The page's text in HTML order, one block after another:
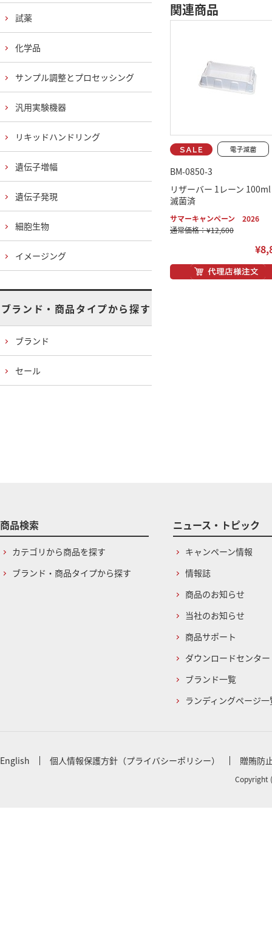
関連商品
BM-0850-3
リザーバー 1レーン
滅菌済
サマーキャンペーン 2026
通常価格：¥12,600
試薬
化学品
サンプル調整とプロセッシング
汎用実験機器
リキッドハンドリング
遺伝子増幅
遺伝子発現
細胞生物
イメージング
ブランド・商品タイプから探す
ブランド
セール
商品検索
カテゴリから商品を探す
ブランド・商品タイプから探す
ニュース・トピック
キャンペーン情報
情報誌
商品のお知らせ
当社のお知らせ
商品サポート
ダウンロードセンター
ブランド一覧
ランディングページ一
English 個人情報保護方針（プライバシーポリシー） 贈賄防
Copyright